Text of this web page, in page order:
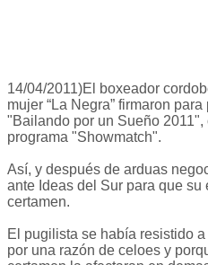
14/04/2011)El boxeador
mujer “La Negra” firmaron
"Bailando por un Sueño 2011",
programa "Showmatch".
Así, y después de arduas
ante Ideas del Sur para que su
certamen.
El pugilista se había resistido
por una razón de celoes y